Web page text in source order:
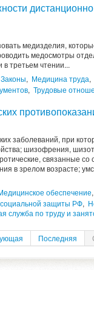
медизделия,
медосмотры
третьем чтении...
Законы, Медицина труда,
, Трудовые
заболеваний, при
шизофрения,
связанные
в зрелом возрасте;
обеспечение
защиты РФ,
служба по труду и
Последняя